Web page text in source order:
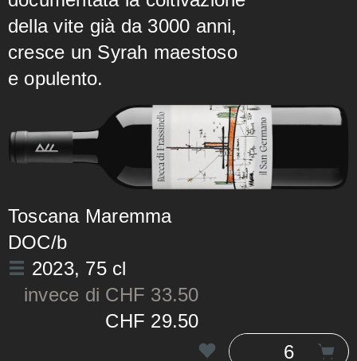
della vite già da 3000 anni,
cresce un Syrah maestoso
e opulento.
Toscana Maremma
DOC/b
2023, 75 cl
invece di CHF 33.50
CHF 29.50